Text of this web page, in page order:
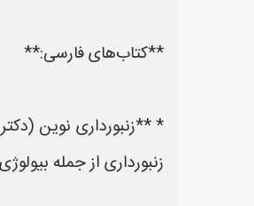
**کتاب‌های فارسی:**
* **زنبورداری نوین
زنبورداری از جمله